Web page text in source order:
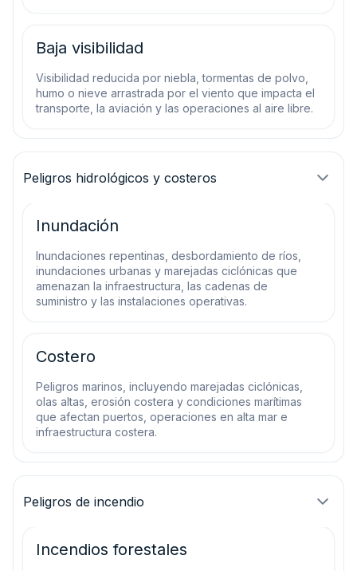
Baja visibilidad
Visibilidad reducida por niebla, tormentas de polvo,
humo o nieve arrastrada por el viento que impacta el
transporte, la aviación y las operaciones al aire libre.
Peligros hidrológicos y costeros
Inundación
Inundaciones repentinas, desbordamiento de ríos,
inundaciones urbanas y marejadas ciclónicas que
amenazan la infraestructura, las cadenas de
suministro y las instalaciones operativas.
Costero
Peligros marinos, incluyendo marejadas ciclónicas,
olas altas, erosión costera y condiciones marítimas
que afectan puertos, operaciones en alta mar e
infraestructura costera.
Peligros de incendio
Incendios forestales